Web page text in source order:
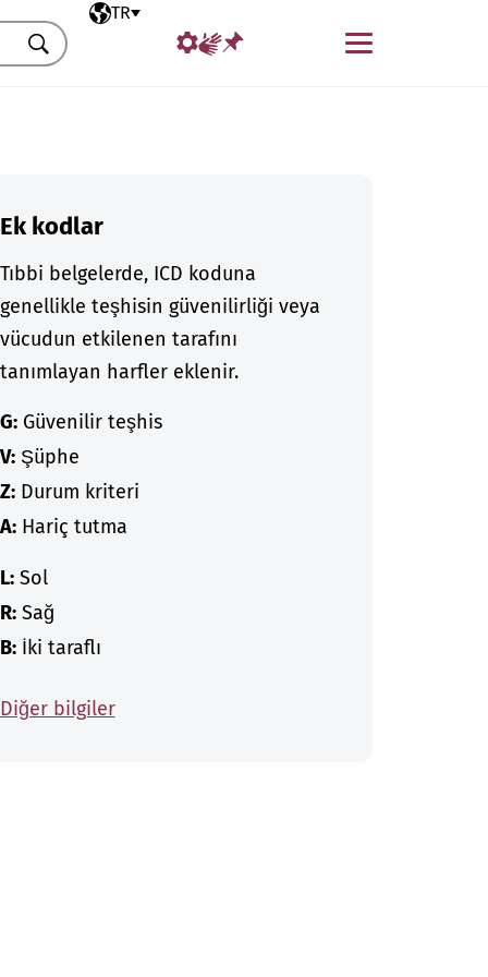
Seçili dil
TR
Menü
Ara
Ek kodlar
Tıbbi belgelerde, ICD koduna
genellikle teşhisin güvenilirliği veya
vücudun etkilenen tarafını
tanımlayan harfler eklenir.
G:Güvenilir teşhis
V:Şüphe
Z:Durum kriteri
A:Hariç tutma
L:Sol
R:Sağ
B:İki taraflı
Diğer bilgiler